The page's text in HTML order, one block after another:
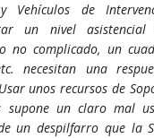
Vehículos de
un nivel
no complicado, un
necesitan una
unos recursos de
supone un claro mal
un despilfarro que la